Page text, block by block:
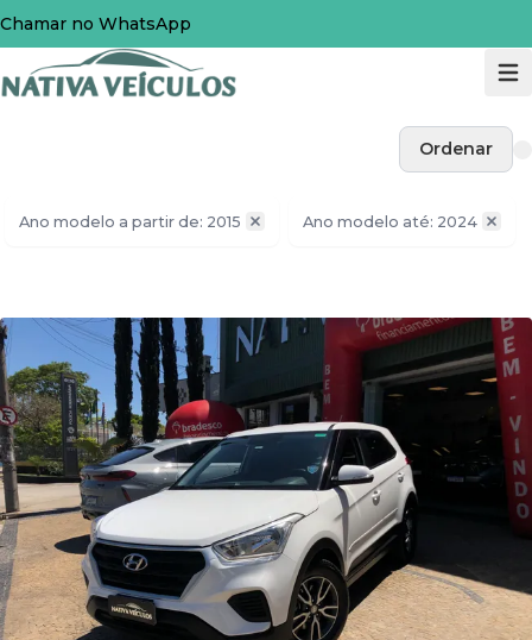
Chamar no WhatsApp
Ordenar
Ano modelo a partir de: 2015 Ano modelo até: 2024